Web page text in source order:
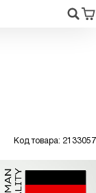
Код товара: 2133057